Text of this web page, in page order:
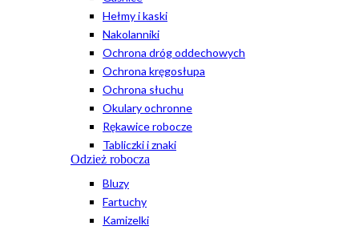
Hełmy i kaski
Nakolanniki
Ochrona dróg oddechowych
Ochrona kręgosłupa
Ochrona słuchu
Okulary ochronne
Rękawice robocze
Tabliczki i znaki
Odzież robocza
Bluzy
Fartuchy
Kamizelki